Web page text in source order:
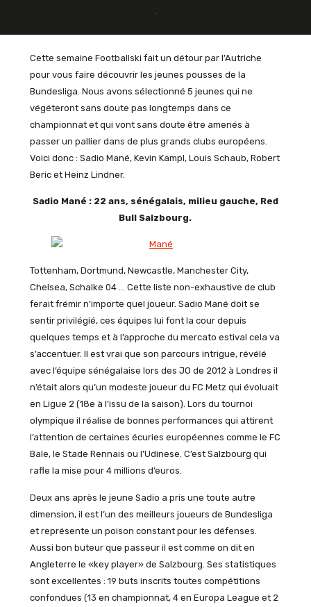
Cette semaine Footballski fait un détour par l’Autriche
pour vous faire découvrir les jeunes pousses de la
Bundesliga. Nous avons sélectionné 5 jeunes qui ne
végéteront sans doute pas longtemps dans ce
championnat et qui vont sans doute être amenés à
passer un pallier dans de plus grands clubs européens.
Voici donc : Sadio Mané, Kevin Kampl, Louis Schaub, Robert
Beric et Heinz Lindner.
Sadio Mané : 22 ans, sénégalais, milieu gauche, Red
Bull Salzbourg.
Tottenham, Dortmund, Newcastle, Manchester City,
Chelsea, Schalke 04 … Cette liste non-exhaustive de club
ferait frémir n’importe quel joueur. Sadio Mané doit se
sentir privilégié, ces équipes lui font la cour depuis
quelques temps et à l’approche du mercato estival cela va
s’accentuer. Il est vrai que son parcours intrigue, révélé
avec l’équipe sénégalaise lors des JO de 2012 à Londres il
n’était alors qu’un modeste joueur du FC Metz qui évoluait
en Ligue 2 (18e à l’issu de la saison). Lors du tournoi
olympique il réalise de bonnes performances qui attirent
l’attention de certaines écuries européennes comme le FC
Bale, le Stade Rennais ou l’Udinese. C’est Salzbourg qui
rafle la mise pour 4 millions d’euros.
Deux ans après le jeune Sadio a pris une toute autre
dimension, il est l’un des meilleurs joueurs de Bundesliga
et représente un poison constant pour les défenses.
Aussi bon buteur que passeur il est comme on dit en
Angleterre le «key player» de Salzbourg. Ses statistiques
sont excellentes : 19 buts inscrits toutes compétitions
confondues (13 en championnat, 4 en Europa League et 2